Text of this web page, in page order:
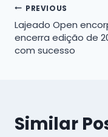
Navegação
de
PREVIOUS
Lajeado Open
encerra edição de
com sucesso
Similar